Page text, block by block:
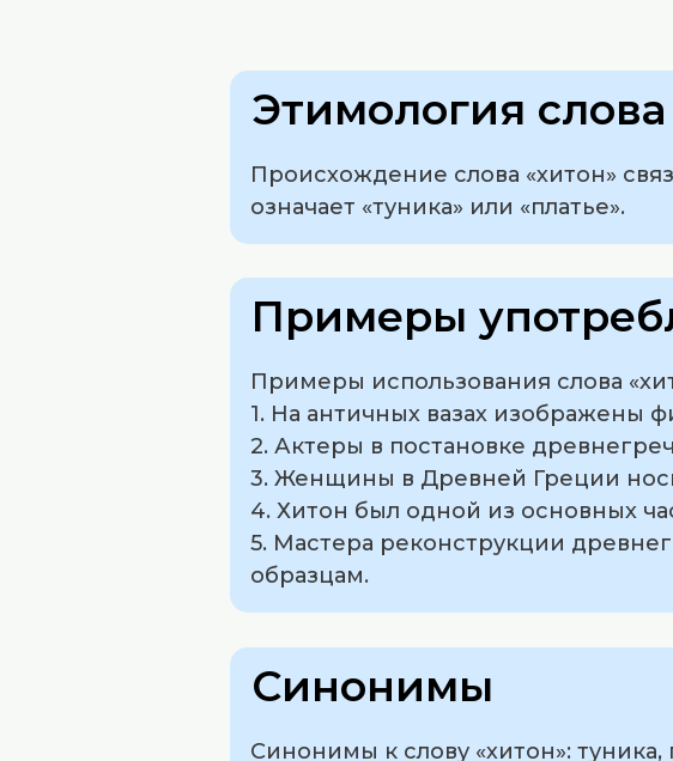
Этимология слова
Происхождение слова «хитон»
означает «туника» или «платье».
Примеры
Примеры использования слова
1. На античных вазах изображены
2. Актеры в постановке
3. Женщины в Древней Греции
4. Хитон был одной из основных
5. Мастера реконструкции
образцам.
Синонимы
Синонимы к слову «хитон»: туника,